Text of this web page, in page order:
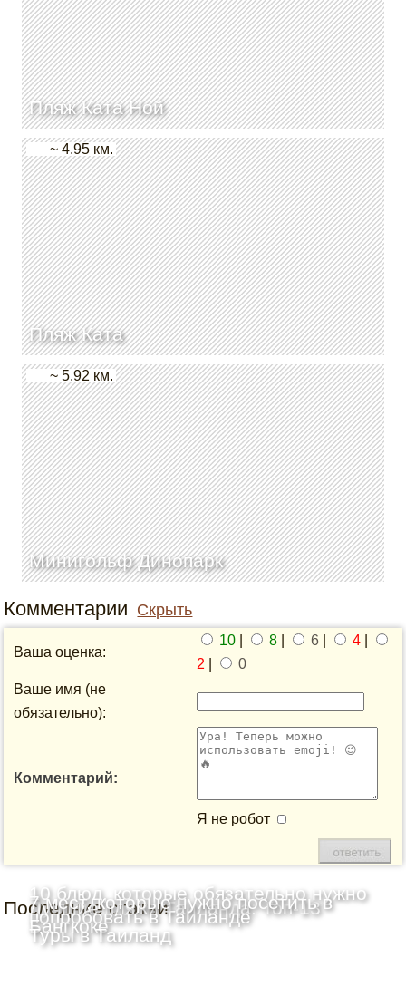
Пляж Ката Ной
Пляж Ката
~ 4.95 км.
Минигольф Динопарк
~ 5.92 км.
Комментарии Скрыть
Ваша оценка:
10 8 6 4
2
0
Ваше имя (не
обязательно):
Комментарий:
Я не робот
Последние статьи
Лучшие пляжи Таиланда: Топ-13
10 блюд, которые обязательно нужно
попробовать в Таиланде
7 мест, которые нужно посетить в
Бангкоке
Туры в Таиланд